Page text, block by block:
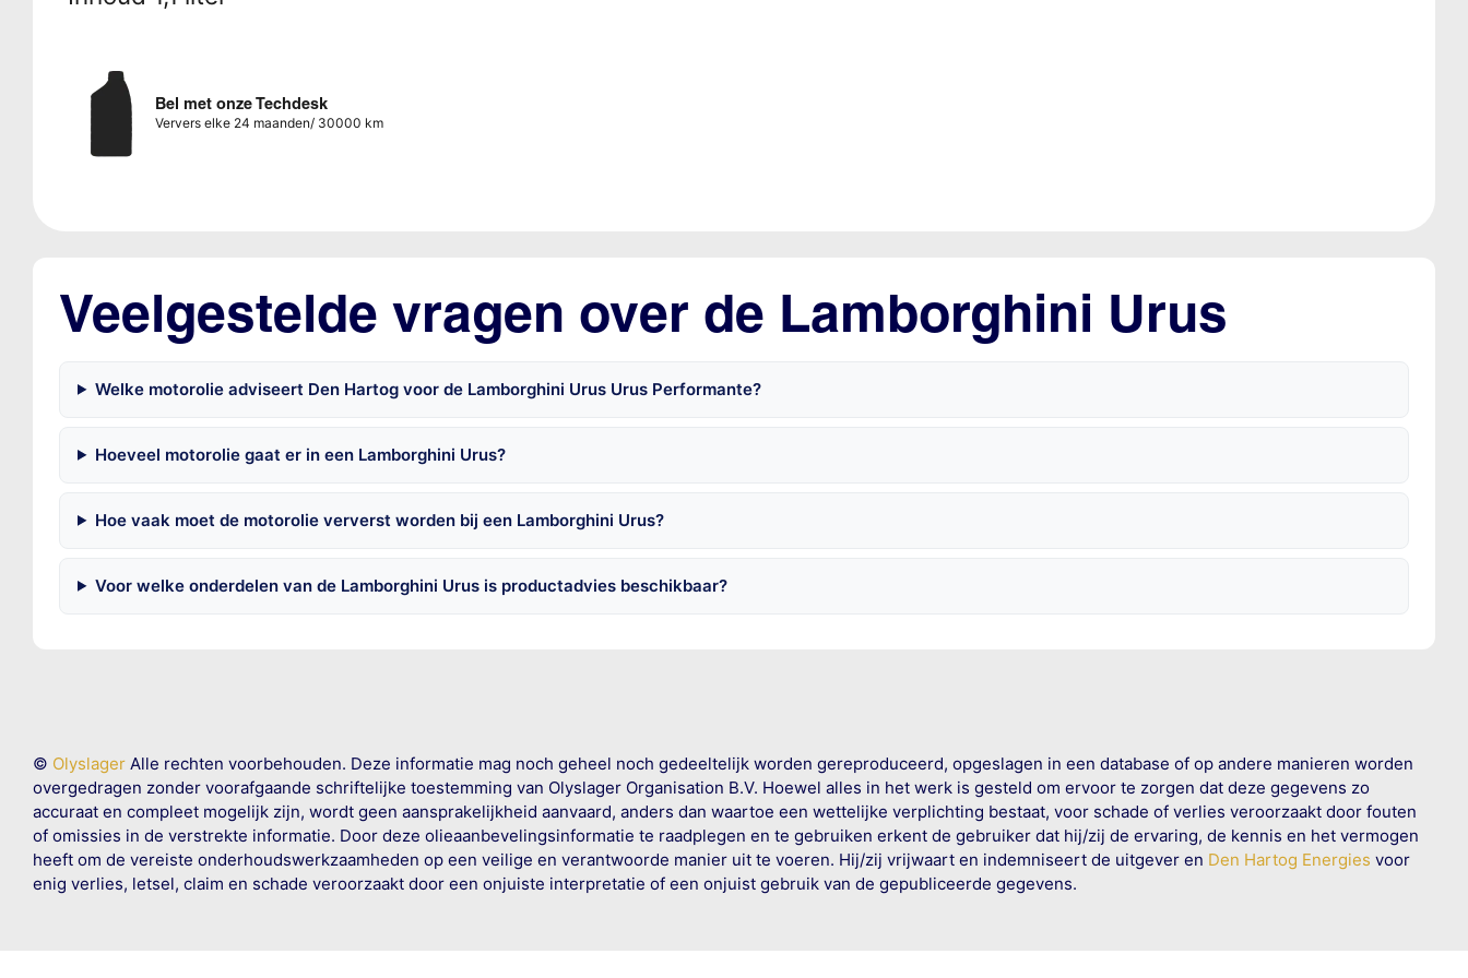
Bel met onze Techdesk
Ververs elke 24 maanden/ 30000 km
Veelgestelde vragen over de Lamborghini Urus
Welke motorolie adviseert Den Hartog voor de Lamborghini Urus Urus Performante?
Hoeveel motorolie gaat er in een Lamborghini Urus?
Hoe vaak moet de motorolie ververst worden bij een Lamborghini Urus?
Voor welke onderdelen van de Lamborghini Urus is productadvies beschikbaar?
© OlyslagerAlle rechten voorbehouden. Deze informatie mag noch geheel noch gedeeltelijk worden gereproduceerd, opgeslagen in een database of op andere manieren worden
overgedragen zonder voorafgaande schriftelijke toestemming van Olyslager Organisation B.V. Hoewel alles in het werk is gesteld om ervoor te zorgen dat deze gegevens zo
accuraat en compleet mogelijk zijn, wordt geen aansprakelijkheid aanvaard, anders dan waartoe een wettelijke verplichting bestaat, voor schade of verlies veroorzaakt door fouten
of omissies in de verstrekte informatie. Door deze olieaanbevelingsinformatie te raadplegen en te gebruiken erkent de gebruiker dat hij/zij de ervaring, de kennis en het vermogen
heeft om de vereiste onderhoudswerkzaamheden op een veilige en verantwoorde manier uit te voeren. Hij/zij vrijwaart en indemniseert de uitgever en Den Hartog Energies voor
enig verlies, letsel, claim en schade veroorzaakt door een onjuiste interpretatie of een onjuist gebruik van de gepubliceerde gegevens.